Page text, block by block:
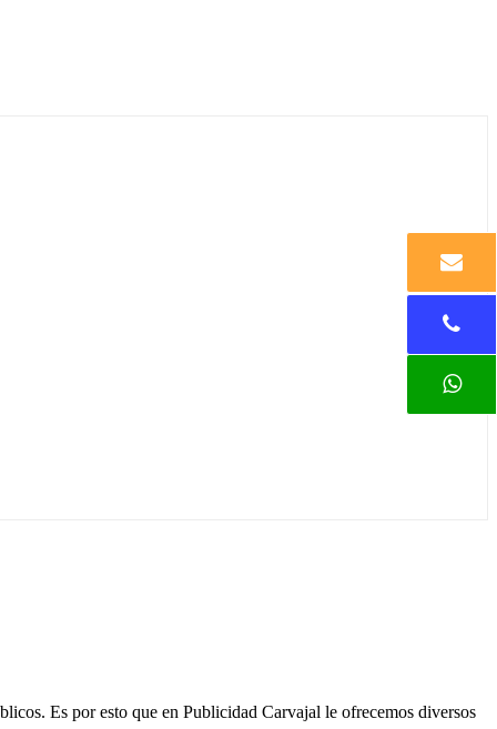
Es por esto que en Publicidad Carvajal le ofrecemos diversos